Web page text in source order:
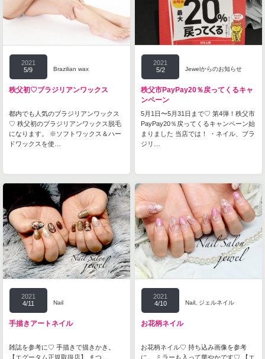
2021
5/9
Brazilian wax
秩父初♡ブラジリアンワックス
都内でも人気のブラジリアンワックス
♡ 秩父初のブラジリアンワックス脱毛
になります。 ※ソフトワックス＆ハー
ドワックスを使…
2021
5/2
Jewelからのお知らせ
秩父市PayPay20％戻ってくるキャ
ンペーン
5月1日〜5月31日まで♡ 第4弾！秩父市
PayPay20％戻ってくるキャンペーン始
まりました 当店では！ ・ネイル、ブラ
ジリ…
2021
4/11
Nail
手描きアートネイル
雑誌を参考に♡ 手描きで描きかき。
【エグータム正規取扱店】 まつ…
2021
4/10
Nail ジェルネイル
お花柄ネイル
お花柄ネイル♡ 持ち込み画像を参考
に。 ミラーも入って華やかです♡ 【エ